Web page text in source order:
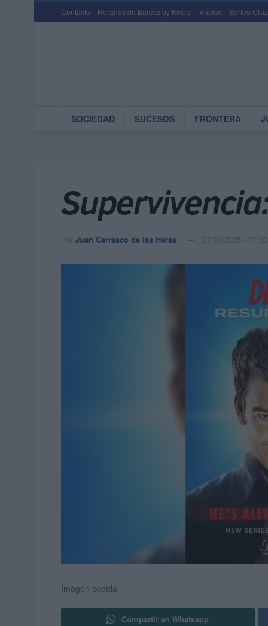
Contacto Horarios de Barcos by Kikoto Vuelos Sorteo
SOCIEDAD SUCESOS FRONTERA
Por Juan Carrasco de las Heras 27/10/2025 - 07:30
Imagen cedida
Compartir en Whatsapp